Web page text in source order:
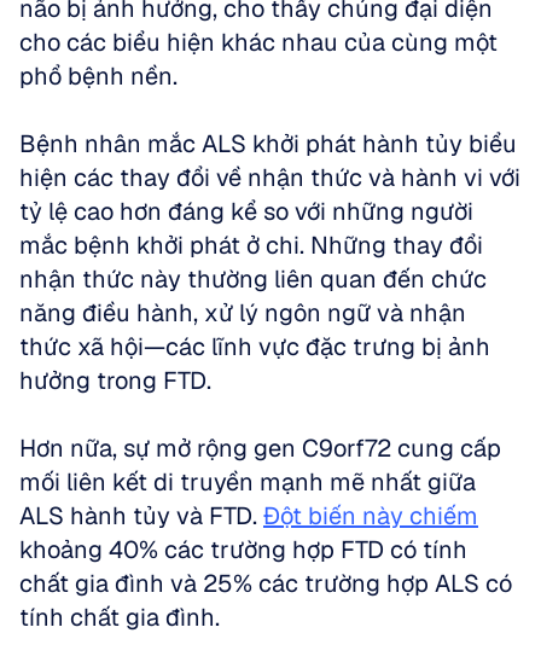
não bị ảnh hưởng, cho thấy chúng đại diện
cho các biểu hiện khác nhau của cùng một
phổ bệnh nền.
Bệnh nhân mắc ALS khởi phát hành tủy biểu
hiện các thay đổi về nhận thức và hành vi với
tỷ lệ cao hơn đáng kể so với những người
mắc bệnh khởi phát ở chi. Những thay đổi
nhận thức này thường liên quan đến chức
năng điều hành, xử lý ngôn ngữ và nhận
thức xã hội—các lĩnh vực đặc trưng bị ảnh
hưởng trong FTD.
Hơn nữa, sự mở rộng gen C9orf72 cung cấp
mối liên kết di truyền mạnh mẽ nhất giữa
ALS hành tủy và FTD. Đột biến này chiếm
khoảng 40% các trường hợp FTD có tính
chất gia đình và 25% các trường hợp ALS có
tính chất gia đình.